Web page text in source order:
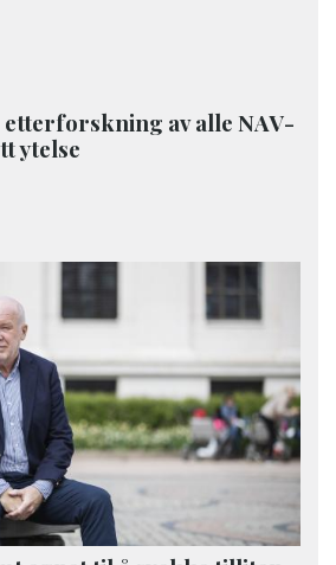
etterforskning av alle NAV-
ytelse